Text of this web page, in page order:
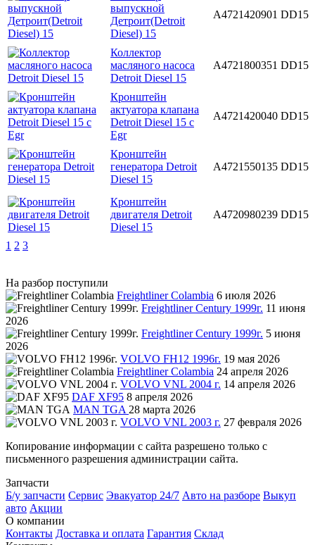
выпускной
Детроит(Detroit
Diesel) 15
A4721420901 DD15
Коллектор
масляного насоса
Detroit Diesel 15
A4721800351 DD15
Кронштейн
актуатора клапана
Detroit Diesel 15 c
Egr
A4721420040 DD15
Кронштейн
генератора Detroit
Diesel 15
A4721550135 DD15
Кронштейн
двигателя Detroit
Diesel 15
A4720980239 DD15
1 2 3
На разбор поступили
Freightliner Colambia 6 июля 2026
Freightliner Century 1999г. 11 июня
2026
Freightliner Century 1999г. 5 июня
2026
VOLVO FH12 1996г. 19 мая 2026
Freightliner Colambia 24 апреля 2026
VOLVO VNL 2004 г. 14 апреля 2026
DAF XF95 8 апреля 2026
MAN TGA 28 марта 2026
VOLVO VNL 2003 г. 27 февраля 2026
Копирование информации с сайта разрешено только с
письменного разрешения администрации сайта.
Запчасти
Б/у запчасти Сервис Эвакуатор 24/7 Авто на разборе Выкуп
авто Акции
О компании
Контакты Доставка и оплата Гарантия Склад